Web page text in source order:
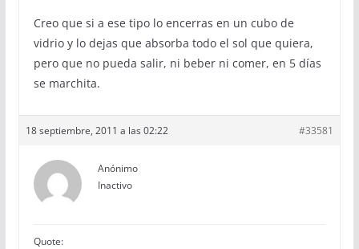
Creo que si a ese tipo lo encerras en un cubo de
vidrio y lo dejas que absorba todo el sol que quiera,
pero que no pueda salir, ni beber ni comer, en 5 días
se marchita.
18 septiembre, 2011 a las 02:22 #33581
Anónimo
Inactivo
Quote: